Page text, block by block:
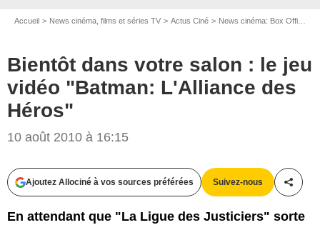
Accueil News cinéma, films et séries TV Actus Ciné News cinéma: Box Office
Bientôt dans votre salon : le jeu
vidéo "Batman: L'Alliance des
Héros"
10 août 2010 à 16:15
Ajoutez Allociné à vos sources préférées Suivez-nous
En attendant que "La Ligue des Justiciers" sorte